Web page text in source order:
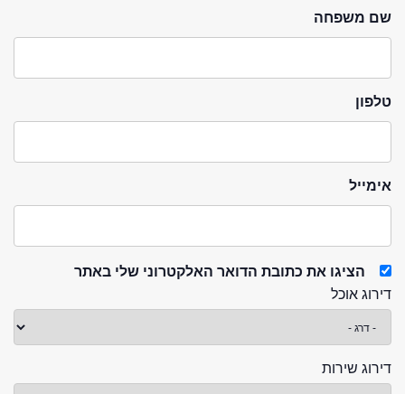
שם משפחה
טלפון
אימייל
הציגו את כתובת הדואר האלקטרוני שלי באתר
דירוג אוכל
דירוג שירות